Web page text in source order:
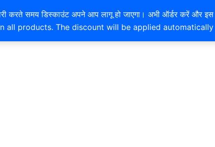
करते समय डिस्काउंट अपने आप लागू हो जाएगा। अभी ऑर्डर करें
all products. The discount will be applied